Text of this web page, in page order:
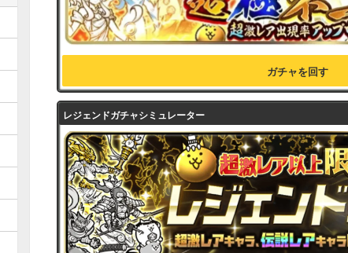
ガチャを回す
レジェンドガチャシミュレーター